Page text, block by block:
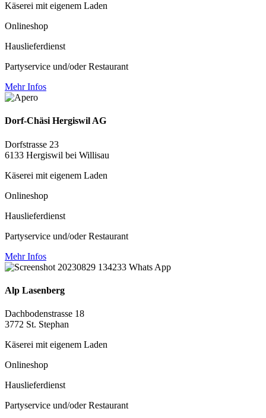
Käserei mit eigenem Laden
Onlineshop
Hauslieferdienst
Partyservice und/oder Restaurant
Mehr Infos
Dorf-Chäsi Hergiswil AG
Dorfstrasse 23
6133 Hergiswil bei Willisau
Käserei mit eigenem Laden
Onlineshop
Hauslieferdienst
Partyservice und/oder Restaurant
Mehr Infos
Alp Lasenberg
Dachbodenstrasse 18
3772 St. Stephan
Käserei mit eigenem Laden
Onlineshop
Hauslieferdienst
Partyservice und/oder Restaurant